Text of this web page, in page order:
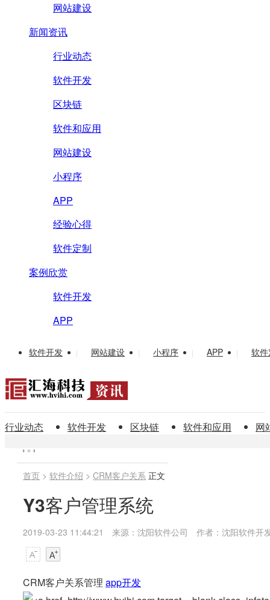
网站建设
新闻资讯
行业动态
软件开发
区块链
软件和应用
网站建设
小程序
APP
经验心得
软件定制
案例欣赏
软件开发
APP
软件开发 | 网站建设 | 小程序 | APP | 软
行业动态 软件开发 区块链 软件和应用 网
首页 > 软件介绍 > CRM客户关系 正文
Y3客户管理系统
2019-03-23 11:44:21 来源：沈阳软件公司 作者：沈阳软件开
CRM客户关系管理 app开发